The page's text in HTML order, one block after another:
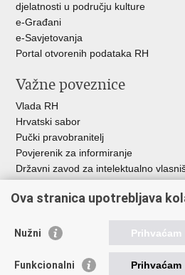
djelatnosti u području kulture
e-Građani
e-Savjetovanja
Portal otvorenih podataka RH
Važne poveznice
Vlada RH
Hrvatski sabor
Pučki pravobranitelj
Povjerenik za informiranje
Državni zavod za intelektualno
HAKOM
Ostale poveznice
Hrvatski audiovizualni centar
Ova stranica upotrebljava
Nužni Prihvaćam
Funkcionalni Prihvaćam